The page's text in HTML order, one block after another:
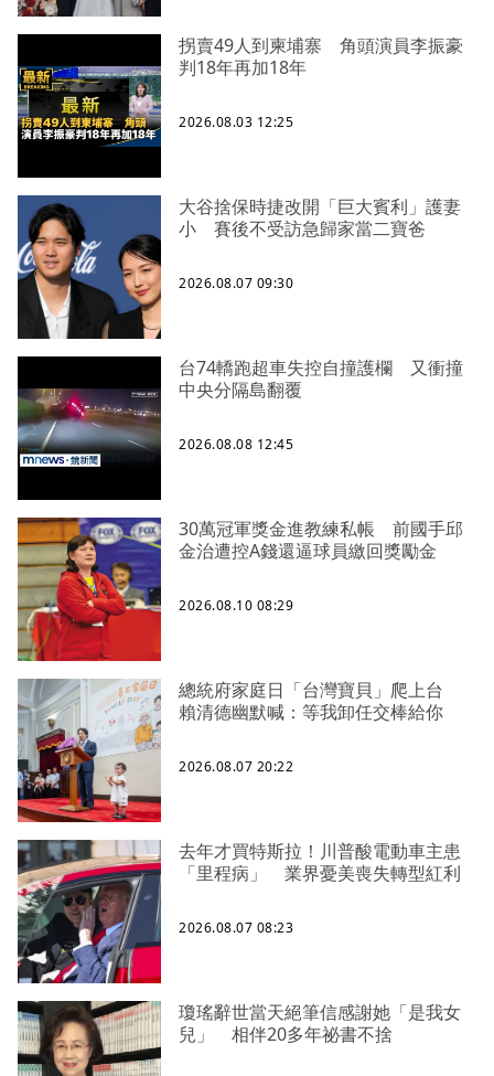
拐賣49人到柬埔寨 角頭演員李振豪
判18年再加18年
2026.08.03 12:25
大谷捨保時捷改開「巨大賓利」護妻
小 賽後不受訪急歸家當二寶爸
2026.08.07 09:30
台74轎跑超車失控自撞護欄 又衝撞
中央分隔島翻覆
2026.08.08 12:45
30萬冠軍獎金進教練私帳 前國手邱
金治遭控A錢還逼球員繳回獎勵金
2026.08.10 08:29
總統府家庭日「台灣寶貝」爬上台
賴清德幽默喊：等我卸任交棒給你
2026.08.07 20:22
去年才買特斯拉！川普酸電動車主患
「里程病」 業界憂美喪失轉型紅利
2026.08.07 08:23
瓊瑤辭世當天絕筆信感謝她「是我女
兒」 相伴20多年祕書不捨